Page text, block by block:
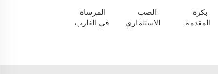
بكرة
المقدمة
الصب
الاستثماري
المرساة
في القارب